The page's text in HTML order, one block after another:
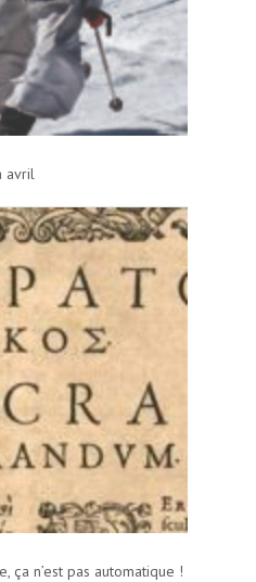
avril
ça n’est pas automatique !